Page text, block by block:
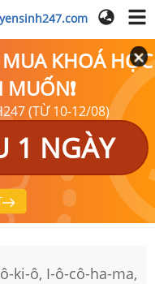
KHOÁ HỌC
(TỪ 10-12/08)
1 NGÀY
ki-ô, I-ô-cô-ha-ma,